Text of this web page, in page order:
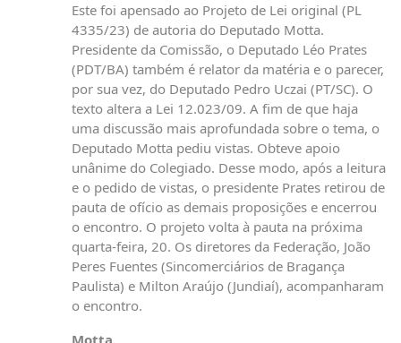
Este foi apensado ao Projeto de Lei original (PL
4335/23) de autoria do Deputado Motta.
Presidente da Comissão, o Deputado Léo Prates
(PDT/BA) também é relator da matéria e o parecer,
por sua vez, do Deputado Pedro Uczai (PT/SC). O
texto altera a Lei 12.023/09. A fim de que haja
uma discussão mais aprofundada sobre o tema, o
Deputado Motta pediu vistas. Obteve apoio
unânime do Colegiado. Desse modo, após a leitura
e o pedido de vistas, o presidente Prates retirou de
pauta de ofício as demais proposições e encerrou
o encontro. O projeto volta à pauta na próxima
quarta-feira, 20. Os diretores da Federação, João
Peres Fuentes (Sincomerciários de Bragança
Paulista) e Milton Araújo (Jundiaí), acompanharam
o encontro.